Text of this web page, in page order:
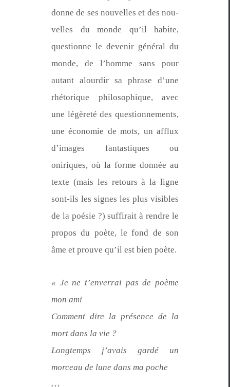
donne de ses nou­velles et des nou­
velles du monde qu’il habite,
ques­tionne le devenir général du
monde, de l’homme sans pour
autant alour­dir sa phrase d’une
rhé­torique philosophique, avec
une légèreté des ques­tion­nements,
une économie de mots, un afflux
d’im­ages fan­tas­tiques ou
oniriques, où la forme don­née au
texte (mais les retours à la ligne
sont-ils les signes les plus vis­i­bles
de la poésie ?) suf­fi­rait à ren­dre le
pro­pos du poète, le fond de son
âme et prou­ve qu’il est bien poète.
« Je ne t’en­ver­rai pas de poème
mon ami
Com­ment dire la présence de la
mort dans la vie ?
Longtemps j’avais gardé un
morceau de lune dans ma poche
…